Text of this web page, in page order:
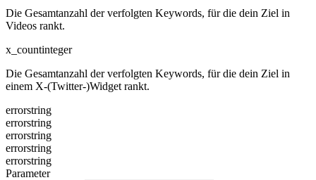
Die Gesamtanzahl der verfolgten Keywords, für die dein Ziel in
Videos rankt.
x_countinteger
Die Gesamtanzahl der verfolgten Keywords, für die dein Ziel in
einem X-(Twitter-)Widget rankt.
errorstring
errorstring
errorstring
errorstring
errorstring
Parameter